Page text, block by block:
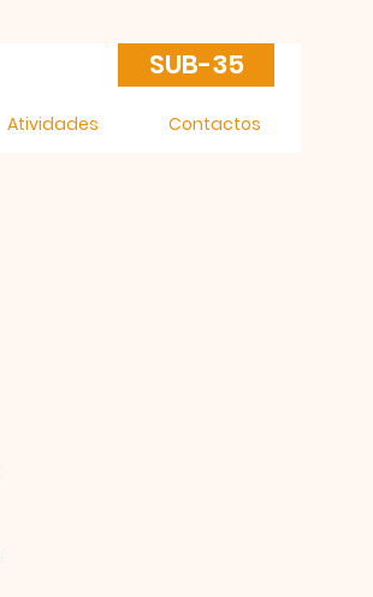
SUB-35
Atividades Contactos